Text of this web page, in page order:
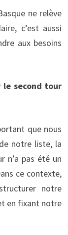
ne relève
c’est aussi
aux besoins
le second tour
que nous
notre liste, la
n’a pas été un
ce contexte,
notre
en fixant notre